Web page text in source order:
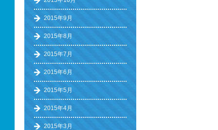
2015年9月
2015年8月
2015年7月
2015年6月
2015年5月
2015年4月
2015年3月